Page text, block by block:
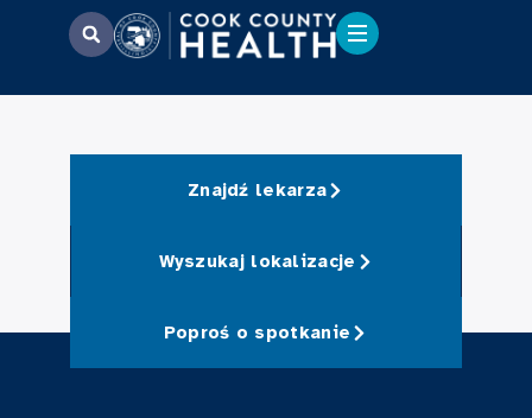
Znajdź lekarza
Wyszukaj lokalizacje
Poproś o spotkanie